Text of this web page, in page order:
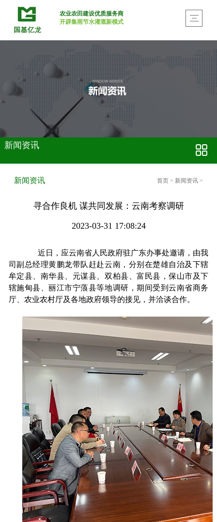
农业农田建设优质服务商
开辟集雨节水灌溉新模式
新闻资讯
新闻资讯 首页> 新闻资讯 >
寻合作良机 谋共同发展：云南考察调研
2023-03-31 17:08:24
近日，应云南省人民政府驻广东办事处邀请，由我
司副总经理黄鹏龙带队赶赴云南，分别在楚雄自治及下辖
牟定县、南华县、元谋县、双柏县、富民县，保山市及下
辖施甸县、丽江市宁蒗县等地调研，期间受到云南省商务
厅、农业农村厅及各地政府领导的接见，并洽谈合作。